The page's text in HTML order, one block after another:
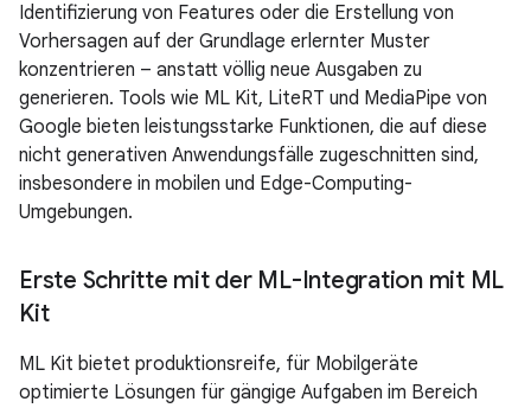
Identifizierung von Features oder die Erstellung von
Vorhersagen auf der Grundlage erlernter Muster
konzentrieren – anstatt völlig neue Ausgaben zu
generieren. Tools wie ML Kit, LiteRT und MediaPipe von
Google bieten leistungsstarke Funktionen, die auf diese
nicht generativen Anwendungsfälle zugeschnitten sind,
insbesondere in mobilen und Edge-Computing-
Umgebungen.
Erste Schritte mit der ML-Integration mit ML
Kit
ML Kit bietet produktionsreife, für Mobilgeräte
optimierte Lösungen für gängige Aufgaben im Bereich